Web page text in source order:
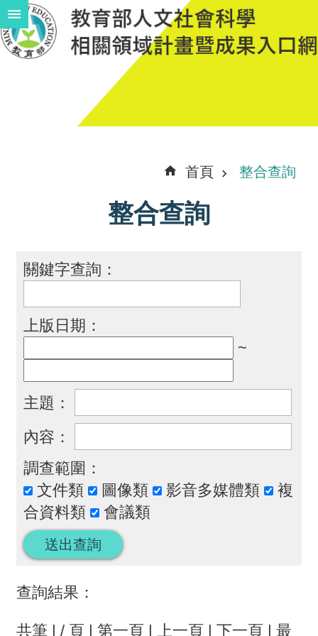
跳到主要內容區塊
進
中
計
畫
計
畫
申
請
計
畫
成
果
新
息
首頁 整合查詢
整合查詢
關鍵字查詢：
上版日期：
~
主題：
內容：
調查範圍：
文件類
圖像類 影音多媒體類
複
合資料類
會議類
查詢結果：
共筆 | / 頁 | 第一頁 | 上一頁 | 下一頁 | 最